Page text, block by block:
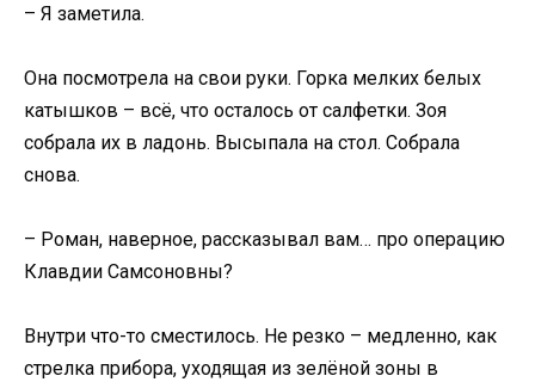
– Я заметила.
Она посмотрела на свои руки. Горка мелких белых
катышков – всё, что осталось от салфетки. Зоя
собрала их в ладонь. Высыпала на стол. Собрала
снова.
– Роман, наверное, рассказывал вам… про операцию
Клавдии Самсоновны?
Внутри что-то сместилось. Не резко – медленно, как
стрелка прибора, уходящая из зелёной зоны в